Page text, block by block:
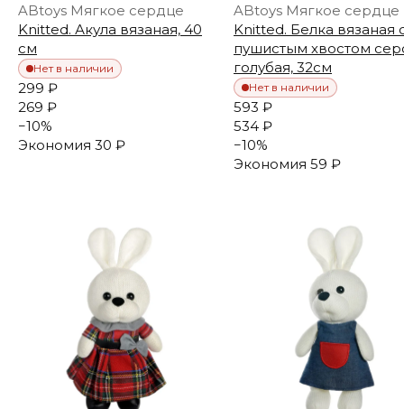
ABtoys Мягкое сердце
Knitted. Акула вязаная, 40
см
Нет в наличии
299 ₽
269 ₽
−10%
Экономия 30 ₽
ABtoys Мягкое сердце
Knitted. Белка вязаная
пушистым хвостом
голубая, 32см
Нет в наличии
593 ₽
534 ₽
−10%
Экономия 59 ₽